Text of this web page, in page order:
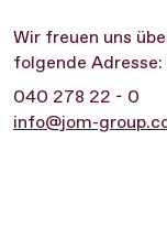
Wir freuen uns
folgende Adresse:
040 278 22 - 0
info@jom-